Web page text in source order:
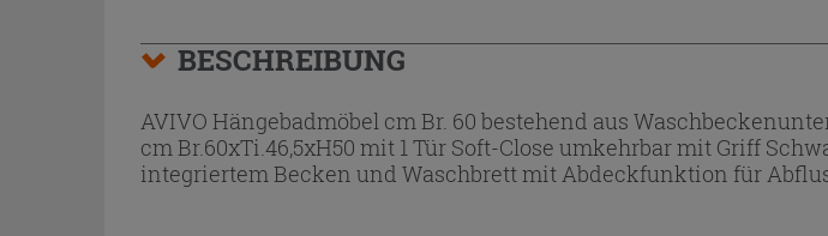
BESCHREIBUNG
AVIVO Hängebadmöbel cm Br. 60 bestehend aus
cm Br.60xTi.46,5xH50 mit 1 Tür Soft-Close umkehrbar mit Griff
integriertem Becken und Waschbrett mit Abdeckfunktion für